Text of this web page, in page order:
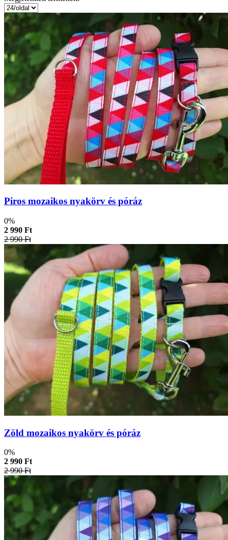
Piros mozaikos nyakörv és póráz
0%
2 990 Ft
2 990 Ft
Zöld mozaikos nyakörv és póráz
0%
2 990 Ft
2 990 Ft